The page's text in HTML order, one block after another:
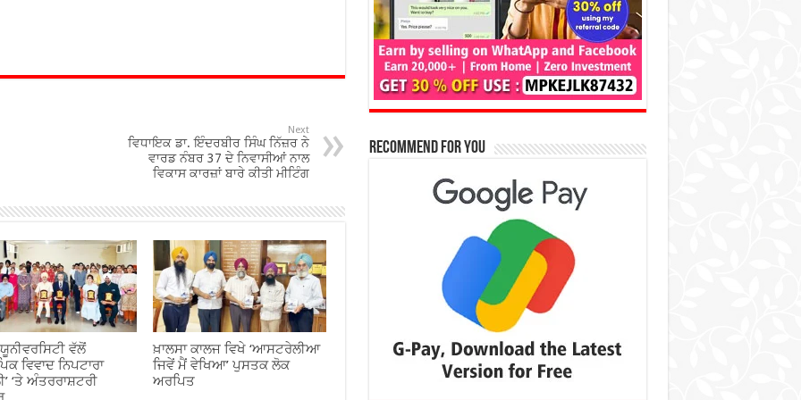
Next
ਵਿਧਾਇਕ ਡਾ. ਇੰਦਰਬੀਰ ਸਿੰਘ ਨਿੱਜ਼ਰ ਨੇ
ਵਾਰਡ ਨੰਬਰ 37 ਦੇ ਨਿਵਾਸੀਆਂ ਨਾਲ
ਵਿਕਾਸ ਕਾਰਜ਼ਾਂ ਬਾਰੇ ਕੀਤੀ ਮੀਟਿੰਗ
ਵੱਲੋਂ
ਵਿਵਾਦ ਨਿਪਟਾਰਾ
‘ਤੇ ਅੰਤਰਰਾਸ਼ਟਰੀ
ਖ਼ਾਲਸਾ ਕਾਲਜ ਵਿਖੇ ‘ਆਸਟਰੇਲੀਆ
ਜਿਵੇਂ ਮੈਂ ਵੇਖਿਆ’ ਪੁਸਤਕ ਲੋਕ
ਅਰਪਿਤ
Recommend for You